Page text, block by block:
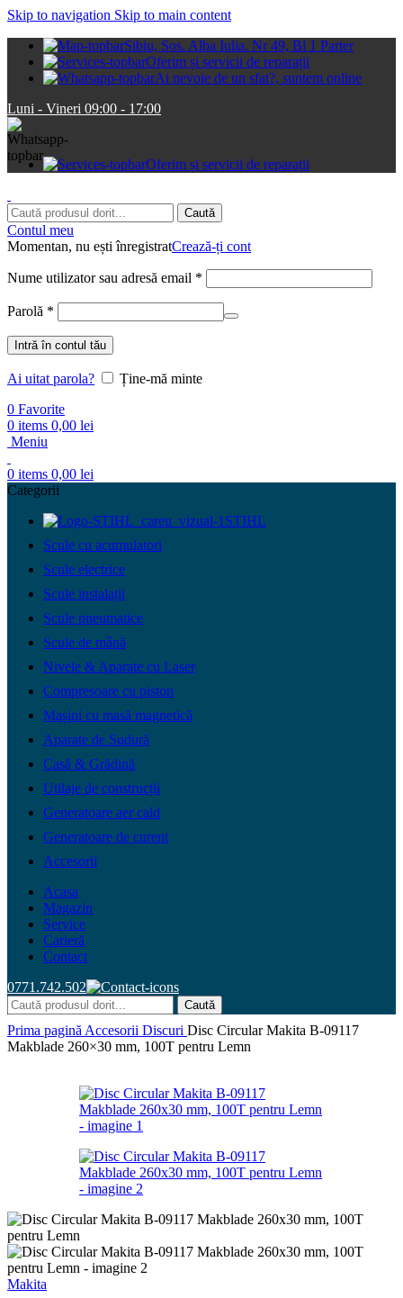
Skip to navigation Skip to main content
Sibiu, Sos. Alba Iulia. Nr 49, Bl 1 Parter
Oferim și servicii de reparații
Ai nevoie de un sfat?, suntem online
Luni - Vineri 09:00 - 17:00
Oferim și servicii de reparații
Caută
Contul meu
Momentan, nu ești înregistratCrează-ți cont
Nume utilizator sau adresă email *
Parolă *
Intră în contul tău
Ai uitat parola?
Ține-mă minte
0 Favorite
0 items 0,00 lei
Meniu
0 items 0,00 lei
Categorii
STIHL
Scule cu acumulatori
Scule electrice
Scule instalații
Scule pneumatice
Scule de mână
Nivele & Aparate cu Laser
Compresoare cu piston
Mașini cu masă magnetică
Aparate de Sudură
Casă & Grădină
Utilaje de construcții
Generatoare aer cald
Generatoare de curent
Accesorii
Acasa
Magazin
Service
Carieră
Contact
0771.742.502
Caută
Prima pagină Accesorii Discuri Disc Circular Makita B-09117
Makblade 260×30 mm, 100T pentru Lemn
Makita